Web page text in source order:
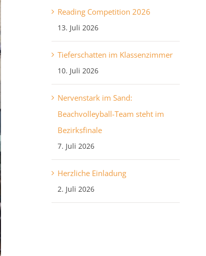
Reading Competition 2026
13. Juli 2026
Tieferschatten im Klassenzimmer
10. Juli 2026
Nervenstark im Sand:
Beachvolleyball-Team steht im
Bezirksfinale
7. Juli 2026
Herzliche Einladung
2. Juli 2026